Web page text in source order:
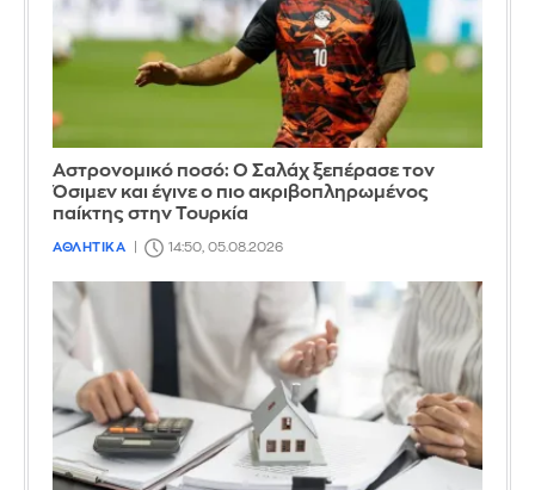
Αστρονομικό ποσό: Ο Σαλάχ ξεπέρασε τον
Όσιμεν και έγινε ο πιο ακριβοπληρωμένος
παίκτης στην Τουρκία
ΑΘΛΗΤΙΚΑ 14:50, 05.08.2026